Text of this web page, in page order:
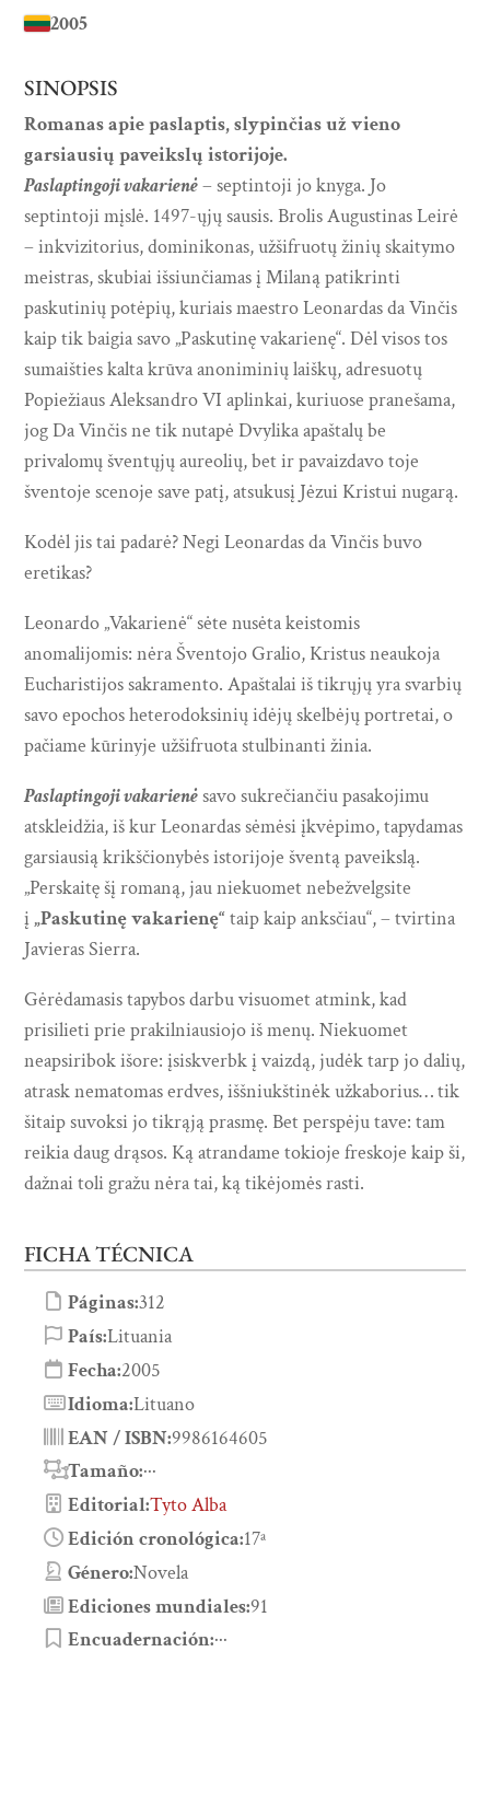
2005
SINOPSIS
Romanas apie paslaptis, slypinčias už vieno
garsiausių paveikslų istorijoje.
Paslaptingoji vakarienė– septintoji jo knyga. Jo
septintoji mįslė. 1497-ųjų sausis. Brolis Augustinas Leirė
– inkvizitorius, dominikonas, užšifruotų žinių skaitymo
meistras, skubiai išsiunčiamas į Milaną patikrinti
paskutinių potėpių, kuriais maestro Leonardas da Vinčis
kaip tik baigia savo „Paskutinę vakarienę“. Dėl visos tos
sumaišties kalta krūva anoniminių laiškų, adresuotų
Popiežiaus Aleksandro VI aplinkai, kuriuose pranešama,
jog Da Vinčis ne tik nutapė Dvylika apaštalų be
privalomų šventųjų aureolių, bet ir pavaizdavo toje
šventoje scenoje save patį, atsukusį Jėzui Kristui nugarą.
Kodėl jis tai padarė? Negi Leonardas da Vinčis buvo
eretikas?
Leonardo „Vakarienė“ sėte nusėta keistomis
anomalijomis: nėra Šventojo Gralio, Kristus neaukoja
Eucharistijos sakramento. Apaštalai iš tikrųjų yra svarbių
savo epochos heterodoksinių idėjų skelbėjų portretai, o
pačiame kūrinyje užšifruota stulbinanti žinia.
Paslaptingoji vakarienėsavo sukrečiančiu pasakojimu
atskleidžia, iš kur Leonardas sėmėsi įkvėpimo, tapydamas
garsiausią krikščionybės istorijoje šventą paveikslą.
„Perskaitę šį romaną, jau niekuomet nebežvelgsite
į „Paskutinę vakarienę“taip kaip anksčiau“, – tvirtina
Javieras Sierra.
Gėrėdamasis tapybos darbu visuomet atmink, kad
prisilieti prie prakilniausiojo iš menų. Niekuomet
neapsiribok išore: įsiskverbk į vaizdą, judėk tarp jo dalių,
atrask nematomas erdves, iššniukštinėk užkaborius… tik
šitaip suvoksi jo tikrąją prasmę. Bet perspėju tave: tam
reikia daug drąsos. Ką atrandame tokioje freskoje kaip ši,
dažnai toli gražu nėra tai, ką tikėjomės rasti.
FICHA TÉCNICA
Páginas:312
País:Lituania
Fecha:2005
Idioma:Lituano
EAN / ISBN:9986164605
Tamaño:···
Editorial:Tyto Alba
Edición cronológica:17ª
Género:Novela
Ediciones mundiales:91
Encuadernación:···